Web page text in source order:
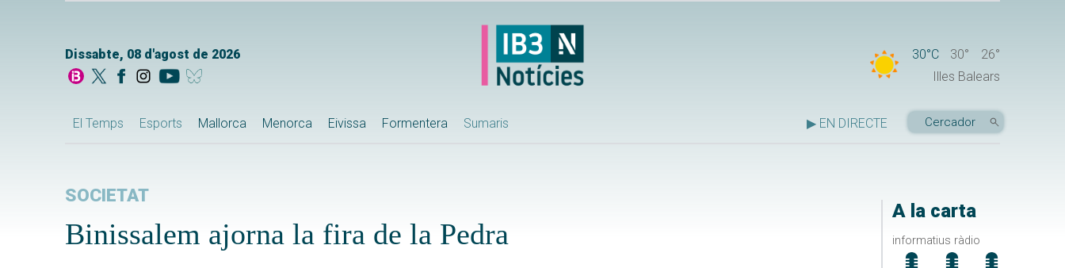
Dissabte, 08 d'agost de 2026 30°C 30°
26°
Illes Balears
El Temps Esports Mallorca Menorca Eivissa Formentera Sumaris ▶ EN DIRECTE
A la carta
informatius ràdio
SOCIETAT
Binissalem ajorna la fira de la Pedra